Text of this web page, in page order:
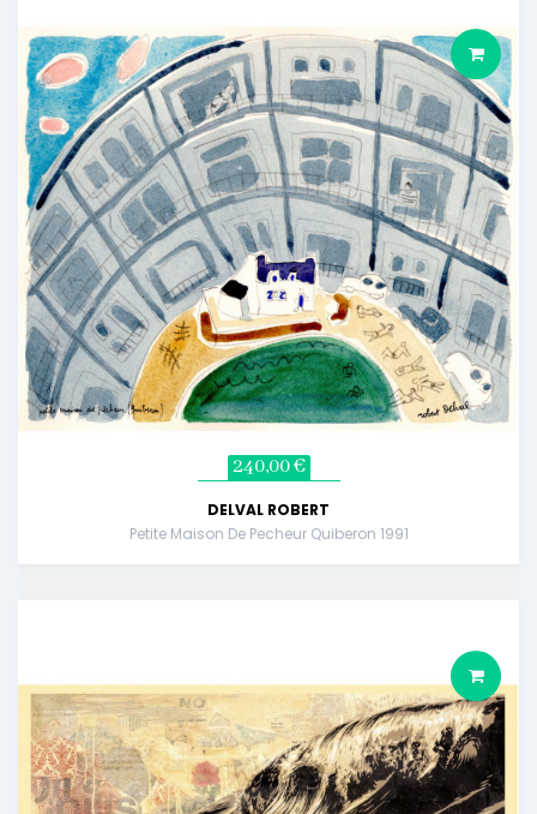
240,00 €
DELVAL ROBERT
Petite Maison De Pecheur Quiberon 1991